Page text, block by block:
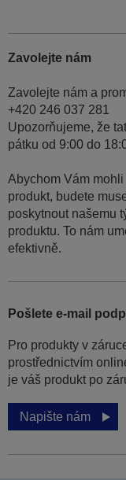
Zavolejte nám
Zavolejte nám a
+420 246 037 281
Upozorňujeme, že
pátku od 9:00 do
Abychom Vám
produkt, budete
poskytnout našemu
produktu. To nám
efektivně.
Pošlete e-mail
Pro produkty v
prostřednictvím
je váš produkt po
Napište nám